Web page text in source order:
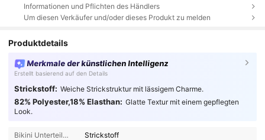
Informationen und Pflichten des Händlers
Um diesen Verkäufer und/oder dieses Produkt zu melden
Produktdetails
Merkmale der künstlichen Intelligenz
Erstellt basierend auf den Details
Strickstoff: Weiche Strickstruktur mit lässigem Charme.
82% Polyester,18% Elasthan: Glatte Textur mit einem gepflegten
Look.
Bikini Unterteile Material: Strickstoff